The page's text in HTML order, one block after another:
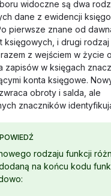
widoczne są dwa
dane z ewidencji
pierwsze znane od
księgowych, i drugi
z wejściem w życie
zapisów w księgach
konta księgowe.
obroty i salda, ale
znaczników
rodzaju funkcji
na końcu kodu